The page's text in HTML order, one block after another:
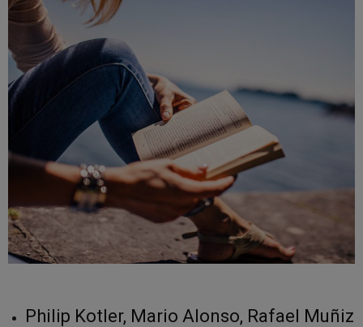
Philip Kotler, Mario Alonso, Rafael Muñiz